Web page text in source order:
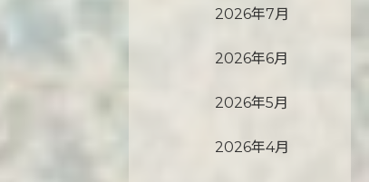
2026年7月
2026年6月
2026年5月
2026年4月